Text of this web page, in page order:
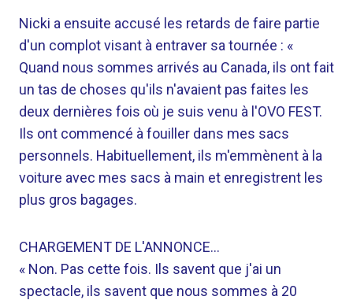
Nicki a ensuite accusé les retards de faire partie
d'un complot visant à entraver sa tournée : «
Quand nous sommes arrivés au Canada, ils ont fait
un tas de choses qu'ils n'avaient pas faites les
deux dernières fois où je suis venu à l'OVO FEST.
Ils ont commencé à fouiller dans mes sacs
personnels. Habituellement, ils m'emmènent à la
voiture avec mes sacs à main et enregistrent les
plus gros bagages.
CHARGEMENT DE L'ANNONCE…
« Non. Pas cette fois. Ils savent que j'ai un
spectacle, ils savent que nous sommes à 20